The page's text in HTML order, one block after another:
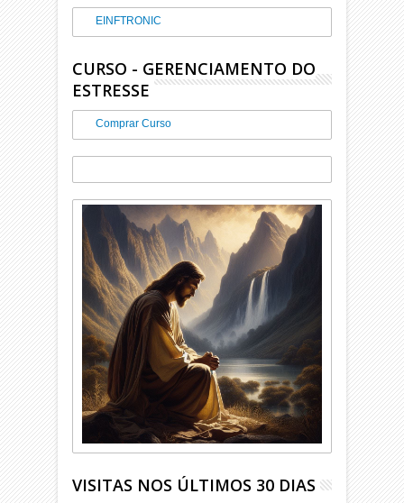
EINFTRONIC
CURSO - GERENCIAMENTO DO
ESTRESSE
Comprar Curso
VISITAS NOS ÚLTIMOS 30 DIAS